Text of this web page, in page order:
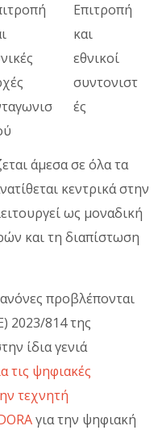
Επιτροπή
και
εθνικοί
συντονιστ
ές
άμεσα σε όλα τα
κεντρικά στην
ως μοναδική
και τη διαπίστωση
προβλέπονται
2023/814 της
ίδια γενιά
τις ψηφιακές
τεχνητή
για την ψηφιακή